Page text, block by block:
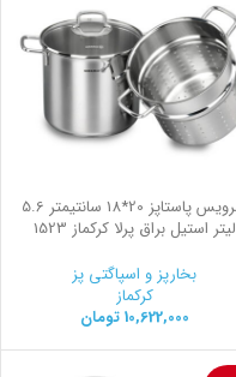
سرویس پاستاپز 20*18 سانتیمتر 5.6
لیتر استیل براق پرلا کرکماز 1523
بخارپز و اسپاگتی پز
کرکماز
10,622,000 تومان